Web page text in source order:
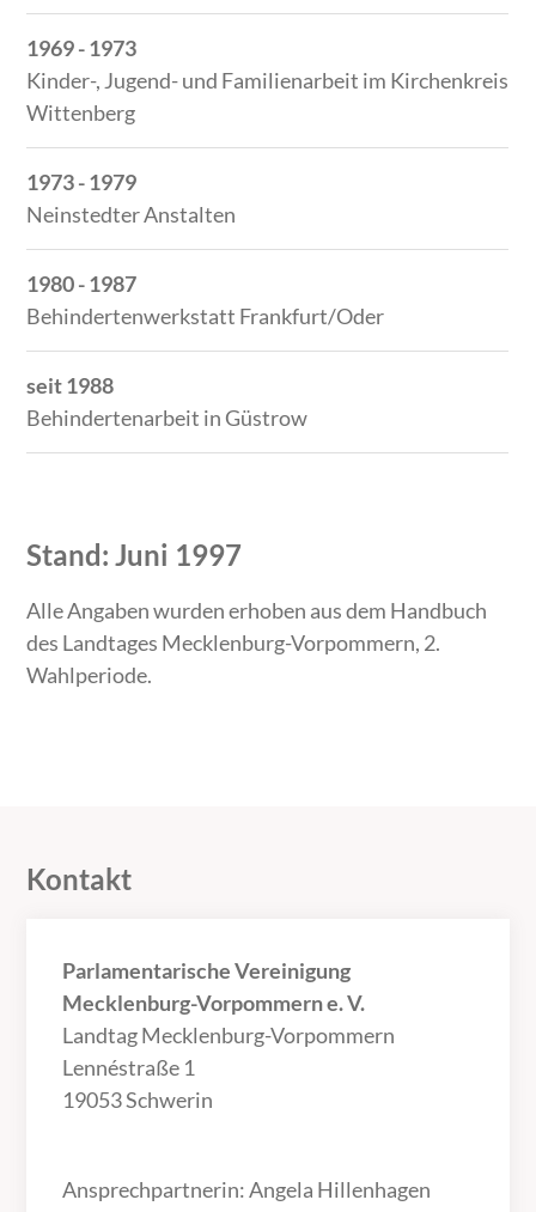
1969 - 1973
Kinder-, Jugend- und Familienarbeit im Kirchenkreis
Wittenberg
1973 - 1979
Neinstedter Anstalten
1980 - 1987
Behindertenwerkstatt Frankfurt/Oder
seit 1988
Behindertenarbeit in Güstrow
Stand: Juni 1997
Alle Angaben wurden erhoben aus dem Handbuch
des Landtages Mecklenburg-Vorpommern, 2.
Wahlperiode.
Kontakt
Parlamentarische Vereinigung
Mecklenburg-Vorpommern e. V.
Landtag Mecklenburg-Vorpommern
Lennéstraße 1
19053 Schwerin
Ansprechpartnerin: Angela Hillenhagen